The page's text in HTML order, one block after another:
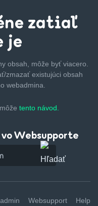
zatiaľ
je
obsah, môže byťviacero.
zmazaťexistujúci obsah
webadmina.
tento návod.
Websupporte
Websupport Help